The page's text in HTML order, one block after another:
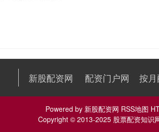
新股配资网 配资门户网 按
Powered by 新股配资网 RSS地图
Copyright © 2013-2025 股票配资知识